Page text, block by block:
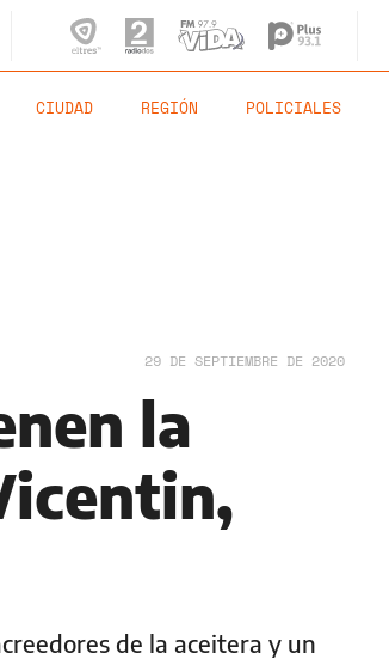
CIUDAD REGIÓN POLICIALES
29 DE SEPTIEMBRE DE 2020
la
de la aceitera y un